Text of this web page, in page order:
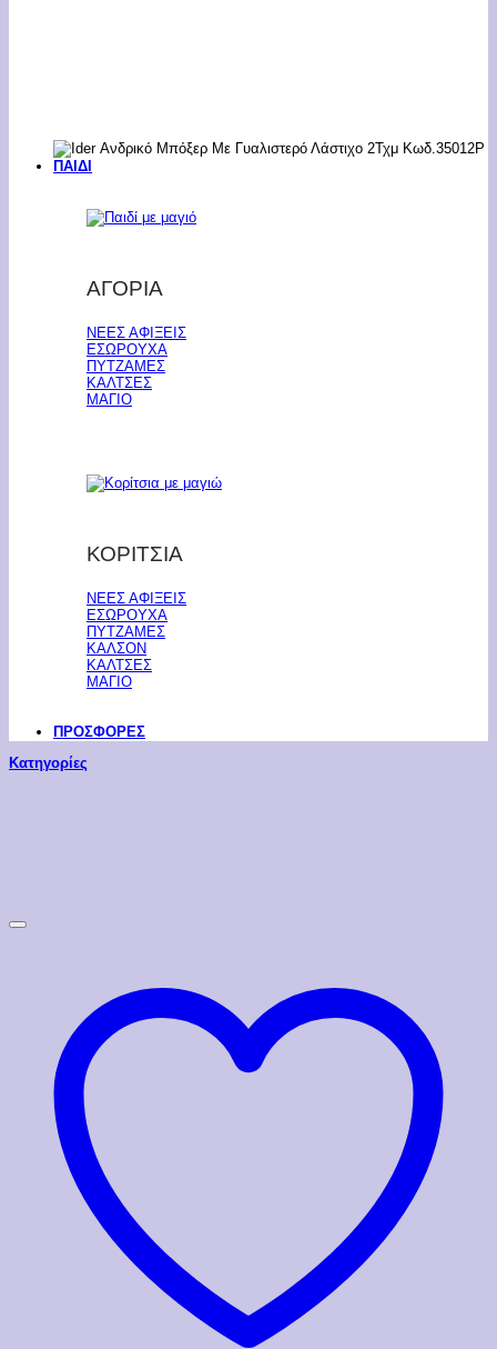
ΠΑΙΔΙ
ΑΓΟΡΙΑ
ΝΕΕΣ ΑΦΙΞΕΙΣ
ΕΣΩΡΟΥΧΑ
ΠΥΤΖΑΜΕΣ
ΚΑΛΤΣΕΣ
ΜΑΓΙΟ
ΚΟΡΙΤΣΙΑ
ΝΕΕΣ ΑΦΙΞΕΙΣ
ΕΣΩΡΟΥΧΑ
ΠΥΤΖΑΜΕΣ
ΚΑΛΣΟΝ
ΚΑΛΤΣΕΣ
ΜΑΓΙΟ
ΠΡΟΣΦΟΡΕΣ
Κατηγορίες